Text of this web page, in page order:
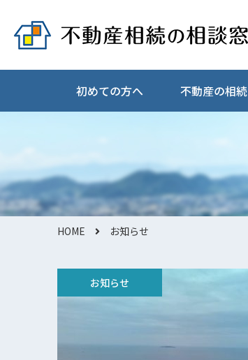
初めての方へ 不動産の相続
HOME お知らせ
お知らせ